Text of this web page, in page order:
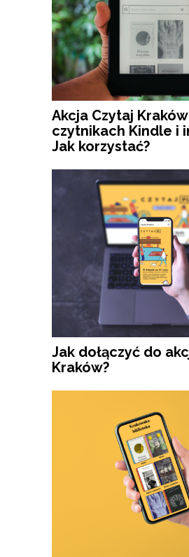
Akcja Czytaj
czytnikach Kindle i
Jak korzystać?
Jak dołączyć do
Kraków?